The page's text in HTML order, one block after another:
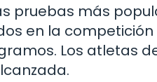
pruebas más
en la
Los atletas